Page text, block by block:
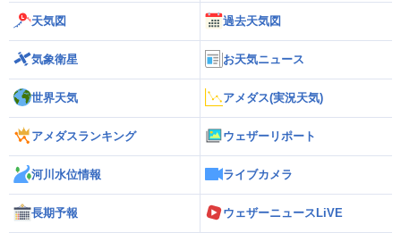
天気図 過去天気図
気象衛星 お天気ニュース
世界天気 アメダス(実況天気)
アメダスランキング ウェザーリポート
河川水位情報 ライブカメラ
長期予報 ウェザーニュースLiVE